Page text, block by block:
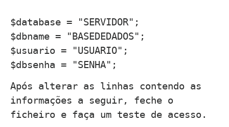
$database = "SERVIDOR";
$dbname = "BASEDEDADOS";
$usuario = "USUARIO";
$dbsenha = "SENHA";
Após alterar as linhas contendo as
informações a seguir, feche o
ficheiro e faça um teste de acesso.